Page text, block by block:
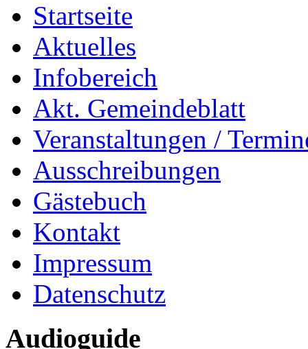
Startseite
Aktuelles
Infobereich
Akt. Gemeindeblatt
Veranstaltungen /
Ausschreibungen
Gästebuch
Kontakt
Impressum
Datenschutz
Audioguide